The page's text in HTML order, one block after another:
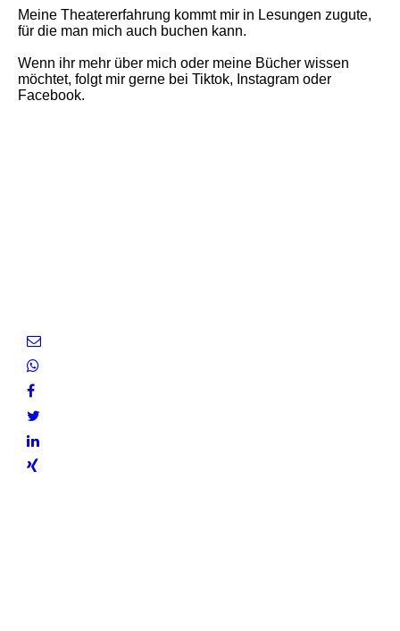
Meine Theatererfahrung kommt mir in Lesungen zugute,
für die man mich auch buchen kann.
Wenn ihr mehr über mich oder meine Bücher wissen
möchtet, folgt mir gerne bei Tiktok, Instagram oder
Facebook.